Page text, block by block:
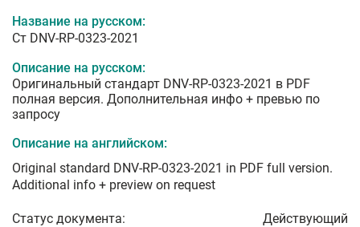
Название на русском:
Ст DNV-RP-0323-2021
Описание на русском:
Оригинальный стандарт DNV-RP-0323-2021 в PDF
полная версия. Дополнительная инфо + превью по
запросу
Описание на английском:
Original standard DNV-RP-0323-2021 in PDF full version.
Additional info + preview on request
Статус документа: Действующий